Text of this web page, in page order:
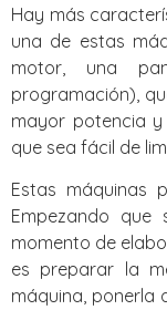
Hay más
una de estas
motor, una
programación),
mayor potencia y
que sea fácil de
Estas máquinas
Empezando
momento de
es preparar la
máquina, ponerla